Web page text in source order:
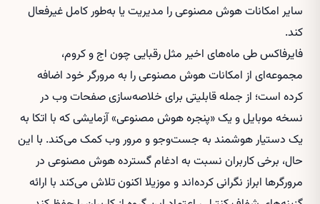
سایر امکانات هوش مصنوعی را مدیریت یا به‌طور کامل غیرفعال
کند.
فایرفاکس طی ماه‌های اخیر مثل رقبایی چون اج و کروم،
مجموعه‌ای از امکانات هوش مصنوعی را به مرورگر خود اضافه
کرده است؛ از جمله قابلیتی برای خلاصه‌سازی صفحات وب در
نسخه موبایل و یک «پنجره هوش مصنوعی» آزمایشی که با اتکا به
یک دستیار هوشمند به جست‌وجو و مرور وب کمک می‌کند. با این
حال، برخی کاربران نسبت به ادغام گسترده هوش مصنوعی در
مرورگرها ابراز نگرانی کرده‌اند و موزیلا اکنون تلاش می‌کند با ارائه